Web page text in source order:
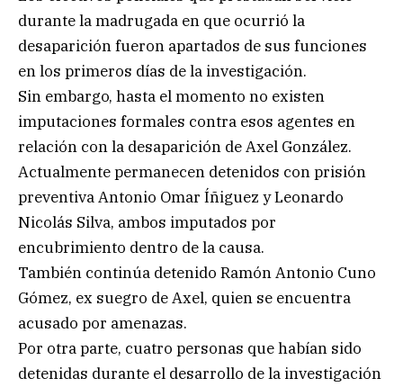
durante la madrugada en que ocurrió la
desaparición fueron apartados de sus funciones
en los primeros días de la investigación.
Sin embargo, hasta el momento no existen
imputaciones formales contra esos agentes en
relación con la desaparición de Axel González.
Actualmente permanecen detenidos con prisión
preventiva Antonio Omar Íñiguez y Leonardo
Nicolás Silva, ambos imputados por
encubrimiento dentro de la causa.
También continúa detenido Ramón Antonio Cuno
Gómez, ex suegro de Axel, quien se encuentra
acusado por amenazas.
Por otra parte, cuatro personas que habían sido
detenidas durante el desarrollo de la investigación